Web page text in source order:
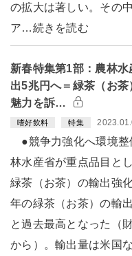
の拡大は著しい。その
ア…続きを読む
新春特集第1部：農林水
出5兆円へ＝緑茶（お
魅力を訴…
嗜好飲料 特集
●競争力強化へ環境
林水産省が重点品目と
緑茶（お茶）の輸出強
年の緑茶（お茶）の輸
と過去最高となった（
から）。輸出量は米国